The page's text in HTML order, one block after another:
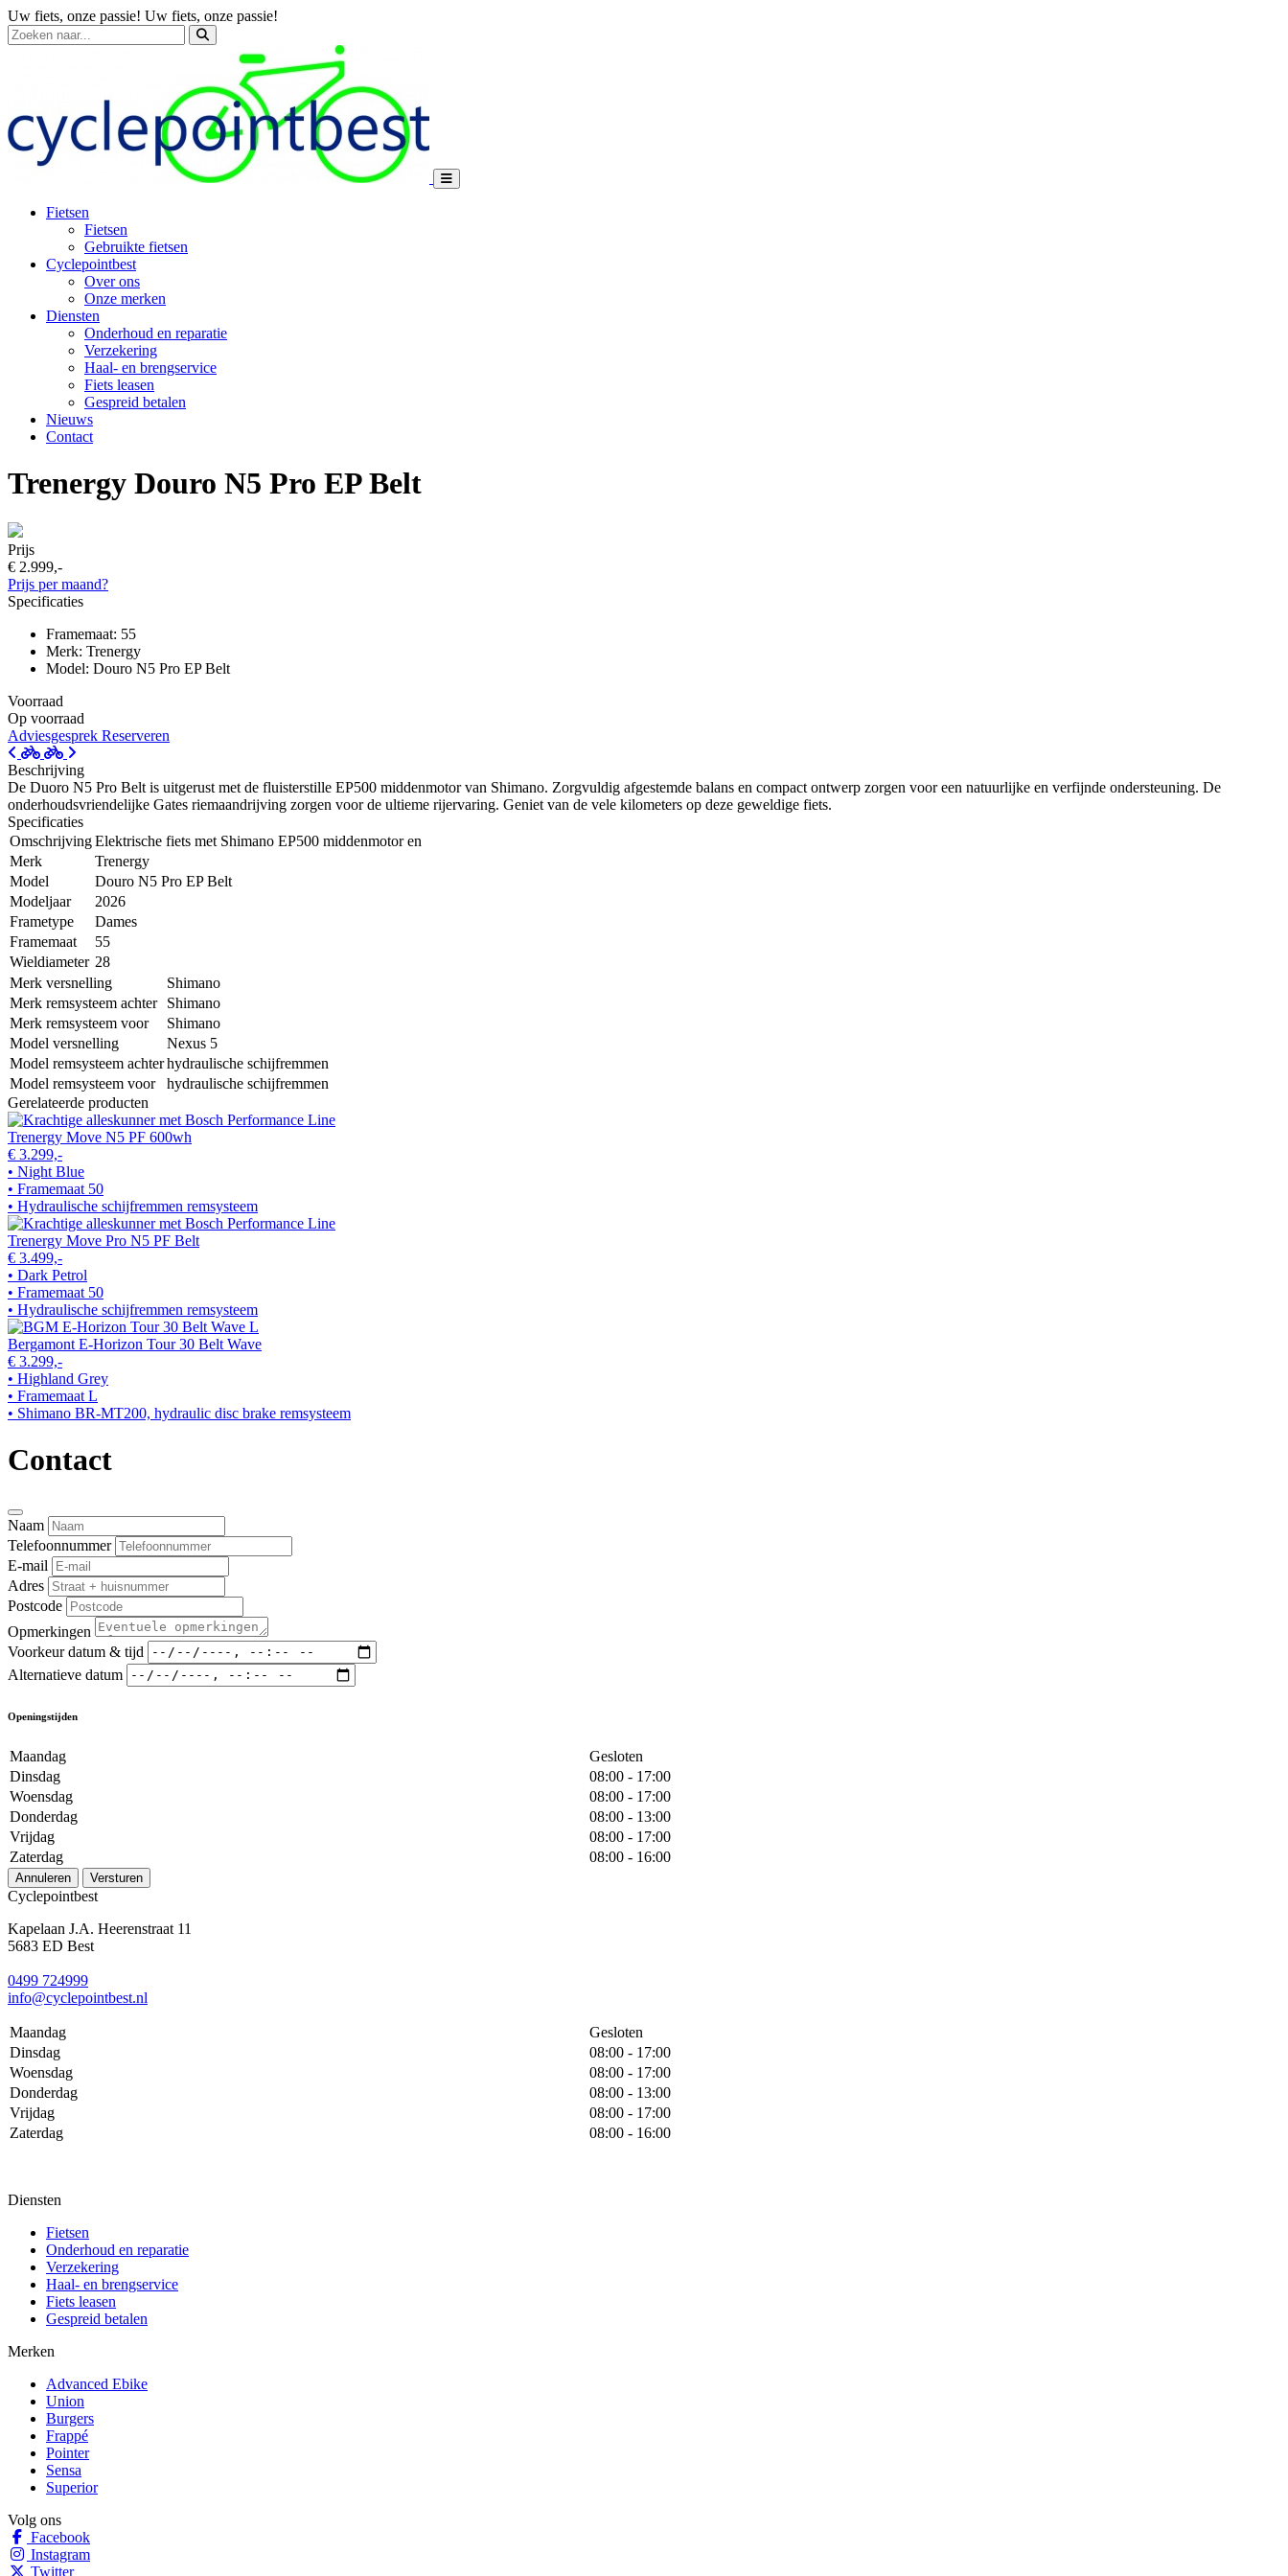
Uw fiets, onze passie! Uw fiets, onze passie!
Fietsen
Fietsen
Gebruikte fietsen
Cyclepointbest
Over ons
Onze merken
Diensten
Onderhoud en reparatie
Verzekering
Haal- en brengservice
Fiets leasen
Gespreid betalen
Nieuws
Contact
Trenergy Douro N5 Pro EP Belt
Prijs
€ 2.999,-
Prijs per maand?
Specificaties
Framemaat: 55
Merk: Trenergy
Model: Douro N5 Pro EP Belt
Voorraad
Op voorraad
Adviesgesprek Reserveren
Beschrijving
De Duoro N5 Pro Belt is uitgerust met de fluisterstille EP500 middenmotor van Shimano. Zorgvuldig afgestemde balans en compact ontwerp zorgen voor een natuurlijke en verfijnde ondersteuning. De
onderhoudsvriendelijke Gates riemaandrijving zorgen voor de ultieme rijervaring. Geniet van de vele kilometers op deze geweldige fiets.
Specificaties
OmschrijvingElektrische fiets met Shimano EP500 middenmotor en
Merk
Trenergy
Model
Douro N5 Pro EP Belt
Modeljaar
2026
Frametype
Dames
Framemaat
55
Wieldiameter 28
Merk versnelling
Shimano
Merk remsysteem achter
Shimano
Merk remsysteem voor
Shimano
Model versnelling
Nexus 5
Model remsysteem achterhydraulische schijfremmen
Model remsysteem voor
hydraulische schijfremmen
Gerelateerde producten
Trenergy Move N5 PF 600wh
€ 3.299,-
• Night Blue
• Framemaat 50
• Hydraulische schijfremmen remsysteem
Trenergy Move Pro N5 PF Belt
€ 3.499,-
• Dark Petrol
• Framemaat 50
• Hydraulische schijfremmen remsysteem
Bergamont E-Horizon Tour 30 Belt Wave
€ 3.299,-
• Highland Grey
• Framemaat L
• Shimano BR-MT200, hydraulic disc brake remsysteem
Contact
Naam
Telefoonnummer
E-mail
Adres
Postcode
Opmerkingen
Voorkeur datum & tijd
Alternatieve datum
Openingstijden
Maandag
Gesloten
Dinsdag
08:00 - 17:00
Woensdag
08:00 - 17:00
Donderdag
08:00 - 13:00
Vrijdag
08:00 - 17:00
Zaterdag
08:00 - 16:00
Annuleren Versturen
Cyclepointbest
Kapelaan J.A. Heerenstraat 11
5683 ED Best
0499 724999
info@cyclepointbest.nl
Maandag
Gesloten
Dinsdag
08:00 - 17:00
Woensdag
08:00 - 17:00
Donderdag
08:00 - 13:00
Vrijdag
08:00 - 17:00
Zaterdag
08:00 - 16:00
Diensten
Fietsen
Onderhoud en reparatie
Verzekering
Haal- en brengservice
Fiets leasen
Gespreid betalen
Merken
Advanced Ebike
Union
Burgers
Frappé
Pointer
Sensa
Superior
Volg ons
Facebook
Instagram
Twitter